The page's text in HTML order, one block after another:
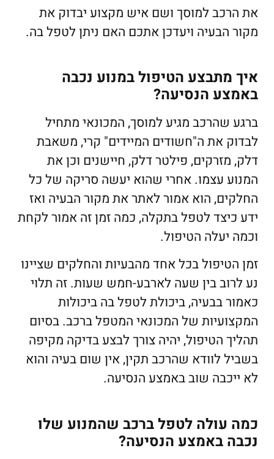
את הרכב למוסך ושם איש מקצוע יבדוק את
מקור הבעיה ויעדכן אתכם האם ניתן לטפל בה.
איך מתבצע הטיפול במנוע נכבה
באמצע הנסיעה?
ברגע שהרכב מגיע למוסך, המכונאי מתחיל
לבדוק את ה"חשודים המיידים" קרי, משאבת
דלק, מזרקים, פילטר דלק, חיישנים וכן את
המנוע עצמו. אחרי שהוא יעשה סריקה של כל
החלקים, הוא אמור לאתר את מקור הבעיה ואז
ידע כיצד לטפל בתקלה, כמה זמן זה אמור לקחת
וכמה יעלה הטיפול.
זמן הטיפול בכל אחד מהבעיות והחלקים שציינו
נע לרוב בין שעה לארבע-חמש שעות. זה תלוי
כאמור בבעיה, ביכולת לטפל בה ביכולות
המקצועיות של המכונאי המטפל ברכב. בסיום
תהליך הטיפול, יהיה צורך לבצע בדיקה מקיפה
בשביל לוודא שהרכב תקין, אין שום בעיה והוא
לא ייכבה שוב באמצע הנסיעה.
כמה עולה לטפל ברכב שהמנוע שלו
נכבה באמצע הנסיעה?